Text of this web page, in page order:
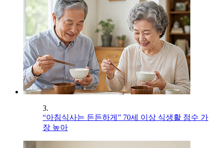
3.
“아침식사는 든든하게” 70세 이상 식생활 점수 가
장 높아